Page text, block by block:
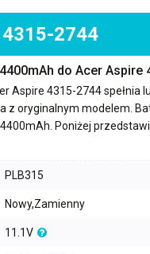
2744
do Acer Aspire
Aspire 4315-2744spełnia
z oryginalnym modelem.
4400mAh . Poniżej
PLB315
Nowy,Zamienny
11.1V